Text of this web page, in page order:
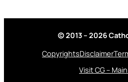
© 2013 – 2026
CopyrightsDisclaimer
Visit CG –